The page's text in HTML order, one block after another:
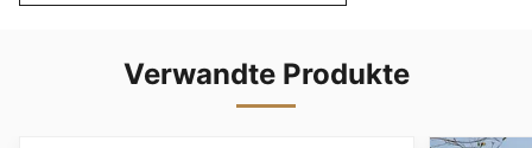
Verwandte Produkte